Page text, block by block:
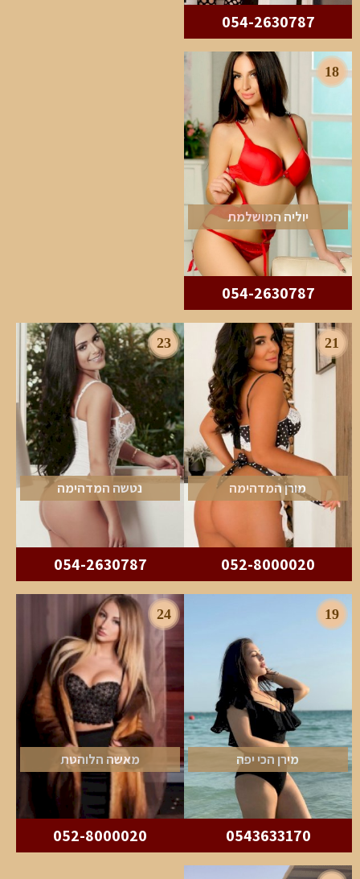
054-2630787
18
יוליה המושלמת
054-2630787
21
מורן המדהימה
052-8000020
23
נטשה המדהימה
054-2630787
19
מירן הכי יפה
0543633170
24
מאשה הלוהטת
052-8000020